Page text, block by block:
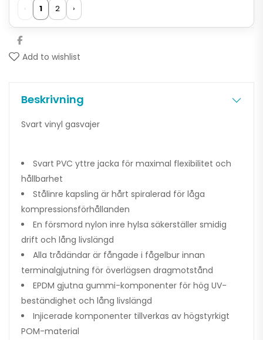
‹ 1 2 ›
Add to wishlist
Beskrivning
Svart vinyl gasvajer
Svart PVC yttre jacka för maximal flexibilitet och
hållbarhet
Stålinre kapsling är hårt spiralerad för låga
kompressionsförhållanden
En försmord nylon inre hylsa säkerställer smidig
drift och lång livslängd
Alla trådändar är fångade i fågelbur innan
terminalgjutning för överlägsen dragmotstånd
EPDM gjutna gummi-komponenter för hög UV-
beständighet och lång livslängd
Injicerade komponenter tillverkas av högstyrkigt
POM-material